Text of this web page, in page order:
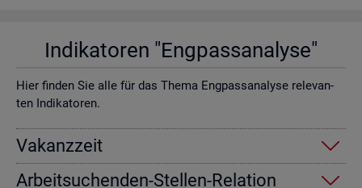
In­di­ka­to­ren "Eng­pass­ana­ly­se"
Hier fin­den Sie alle für das Thema Eng­pass­ana­ly­se re­le­van­
ten In­di­ka­to­ren.
Va­kanz­zeit
Ar­beit­su­chen­den-Stel­len-Re­la­ti­on